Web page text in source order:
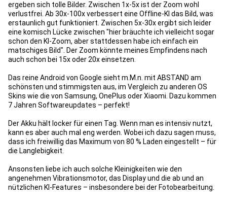
ergeben sich tolle Bilder. Zwischen 1x-5x ist der Zoom wohl
verlustfrei. Ab 30x-100x verbessert eine Offline-KI das Bild, was
erstaunlich gut funktioniert. Zwischen 5x-30x ergibt sich leider
eine komisch Lücke zwischen "hier bräuchte ich vielleicht sogar
schon den KI-Zoom, aber stattdessen habe ich einfach ein
matschiges Bild". Der Zoom könnte meines Empfindens nach
auch schon bei 15x oder 20x einsetzen.
Das reine Android von Google sieht m.M.n. mit ABSTAND am
schönsten und stimmigsten aus, im Vergleich zu anderen OS
Skins wie die von Samsung, OnePlus oder Xiaomi. Dazu kommen
7 Jahren Softwareupdates – perfekt!
Der Akku hält locker für einen Tag. Wenn man es intensiv nutzt,
kann es aber auch mal eng werden. Wobei ich dazu sagen muss,
dass ich freiwillig das Maximum von 80 % Laden eingestellt – für
die Langlebigkeit.
Ansonsten liebe ich auch solche Kleinigkeiten wie den
angenehmen Vibrationsmotor, das Display und die ab und an
nützlichen KI-Features – insbesondere bei der Fotobearbeitung.